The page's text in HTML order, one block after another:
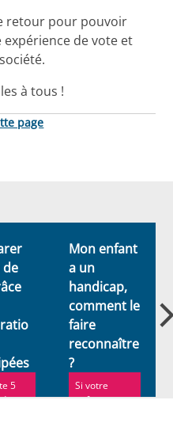
retour pour pouvoir
de vote et
à tous !
page
de
5
Mon enfant
a un
handicap,
comment le
faire
reconnaître
?
Si votre
enfant est en